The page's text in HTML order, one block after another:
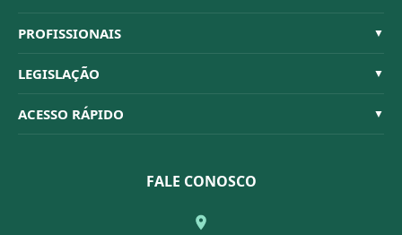
Sistema CFBM
Quem Somos
Organograma
Conselheiros
PROFISSIONAIS ▼
Habilitações
Código de Ética
Dúvidas Frequentes
LEGISLAÇÃO ▼
Resoluções
ACESSO RÁPIDO ▼
FALE CONOSCO